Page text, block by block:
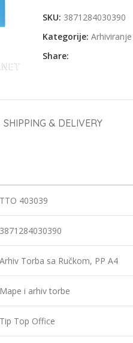
SKU: 3871284030390
Kategorije: Arhiviranje
Share:
SHIPPING & DELIVERY
TTO 403039
3871284030390
Arhiv Torba sa Ručkom, PP A4
Mape i arhiv torbe
Tip Top Office